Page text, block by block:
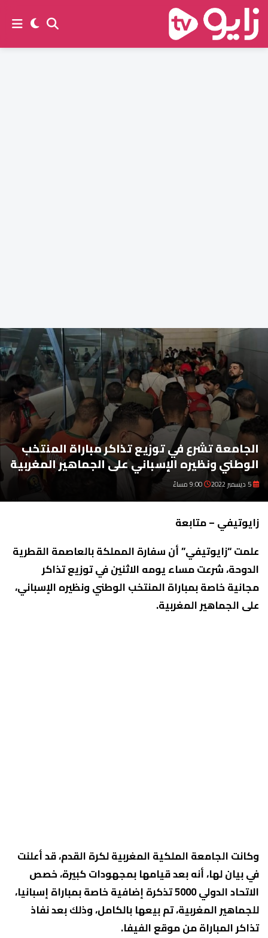
الجامعة تشرع في توزيع تذاكر مباراة المنتخب
الوطني ونظيره الإسباني على الجماهير المغربية
زايوتيفي – متابعة
علمت “زايوتيفي” أن سفارة المملكة بالعاصمة القطرية
الدوحة، شرعت مساء يومه الاثنين في توزيع تذاكر
مجانية خاصة بمباراة المنتخب الوطني ونظيره الإسباني،
على الجماهير المغربية.
وكانت الجامعة الملكية المغربية لكرة القدم، قد أعلنت
في بيان لها، أنه بعد قيامها بمجهودات كبيرة، خصص
الاتحاد الدولي 5000 تذكرة إضافية خاصة بمباراة إسبانيا،
للجماهير المغربية، تم بيعها بالكامل، وذلك بعد نفاذ
تذاكر المباراة من موقع الفيفا.